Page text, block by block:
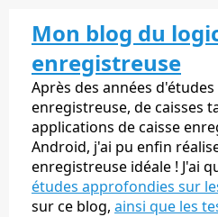
Mon blog du
enregistreuse
Après des années
enregistreuse, de caisses
applications de caisse
Android, j'ai pu enfin
enregistreuse idéale ! J'ai
études approfondies sur
sur ce blog, ainsi que les